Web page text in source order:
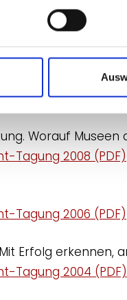
2012 (PDF)
Chance von
Tagung 2010 (PDF)
Worauf
Tagung 2008 (PDF)
Tagung 2006 (PDF)
Erfolg erkennen,
Tagung 2004 (PDF)